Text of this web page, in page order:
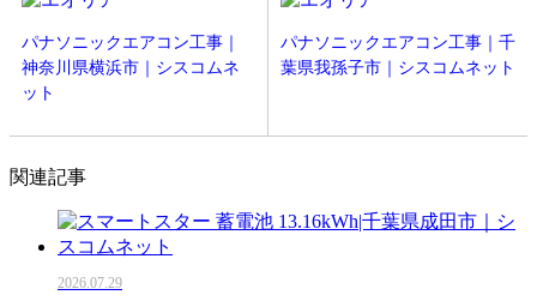
パナソニックエアコン工事｜
神奈川県横浜市｜シスコムネ
ット
パナソニックエアコン工事｜千
葉県我孫子市｜シスコムネット
関連記事
2026.07.29